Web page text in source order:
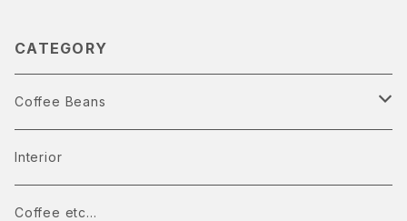
CATEGORY
Coffee Beans
Single Origin Coffee
浅煎り
Blend Coffee
Interior
Coffee etc...